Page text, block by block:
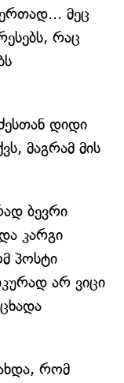
მეც
რაც
დიდი
მაგრამ მის
ბევრი
კარგი
პოსტი
არ ვიცი
რომ